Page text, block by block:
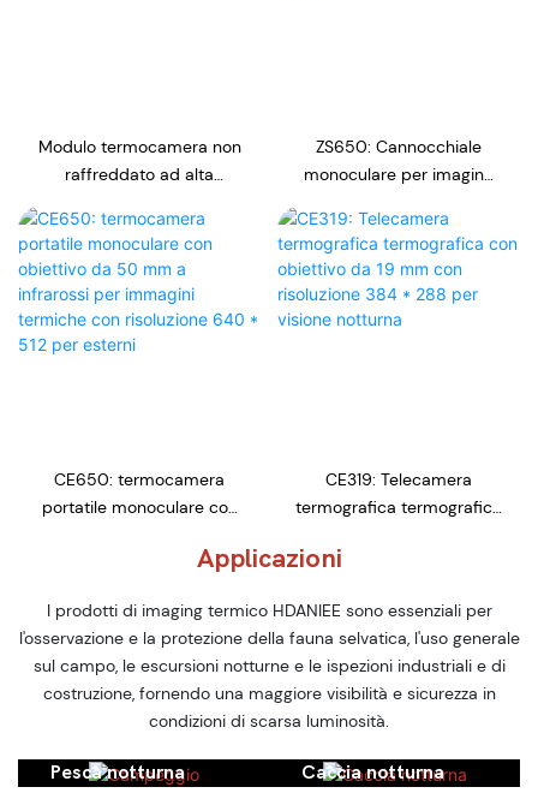
Modulo termocamera non
raffreddato ad alta
per drone
ZS650: Cannocchiale
monoculare per imaging
alta risoluzione 640*512
per la caccia
CE650: termocamera
portatile monoculare con
infrarossi per immagini
640 * 512 per esterni
CE319: Telecamera
termografica termografica
con risoluzione 384 * 288
Applicazioni
I prodotti di imaging termico HDANIEE sono essenziali per
l'osservazione e la protezione della fauna selvatica, l'uso generale
sul campo, le escursioni notturne e le ispezioni industriali e di
costruzione, fornendo una maggiore visibilità e sicurezza in
condizioni di scarsa luminosità.
Pesca notturna
Caccia notturna